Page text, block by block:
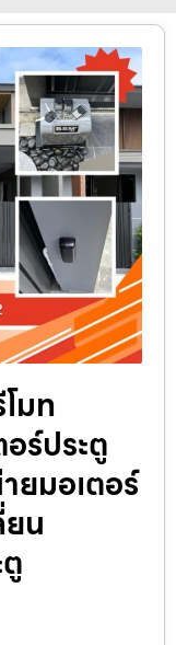
มท
ร์ประตู
ยมอเตอร์
น